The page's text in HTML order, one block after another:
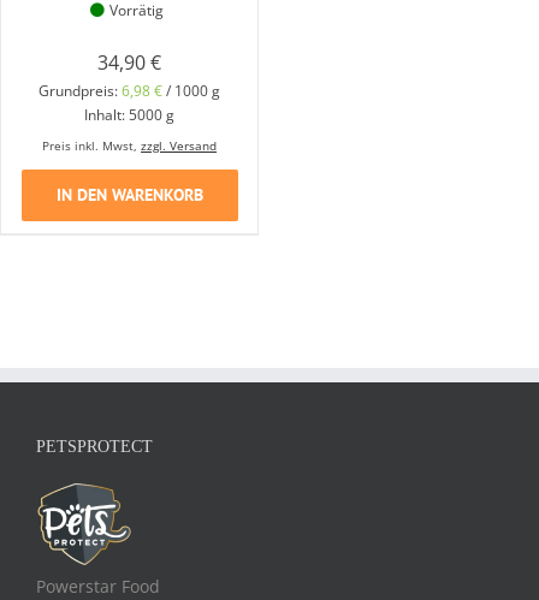
Vorrätig
34,90€
Grundpreis:6,98€/ 1000g
Inhalt: 5000g
Preis inkl. Mwst,zzgl. Versand
IN DEN WARENKORB
PETSPROTECT
Powerstar Food